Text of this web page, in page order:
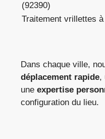
(92390)
Traitement vrillettes
Dans chaque ville,
déplacement rapide,
une expertise
configuration du lieu.